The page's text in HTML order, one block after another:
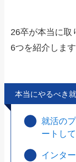
26卒が本当に取
6つを紹介します
本当にやるべき
就活の
ートし
インタ